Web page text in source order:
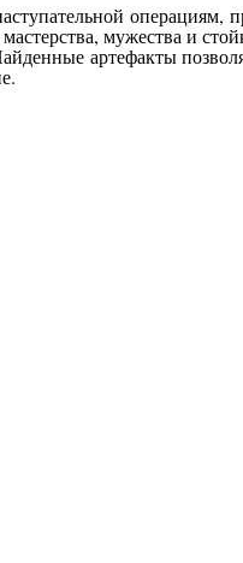
операциям,
мужества и
артефакты